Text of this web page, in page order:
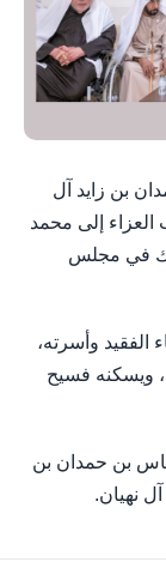
حمدان بن زايد آل
إلى محمد
في مجلس
وأسرته،
ويسكنه فسيح
بن حمدان بن
نهيان.